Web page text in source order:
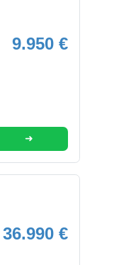
9.950 €
➜
36.990 €